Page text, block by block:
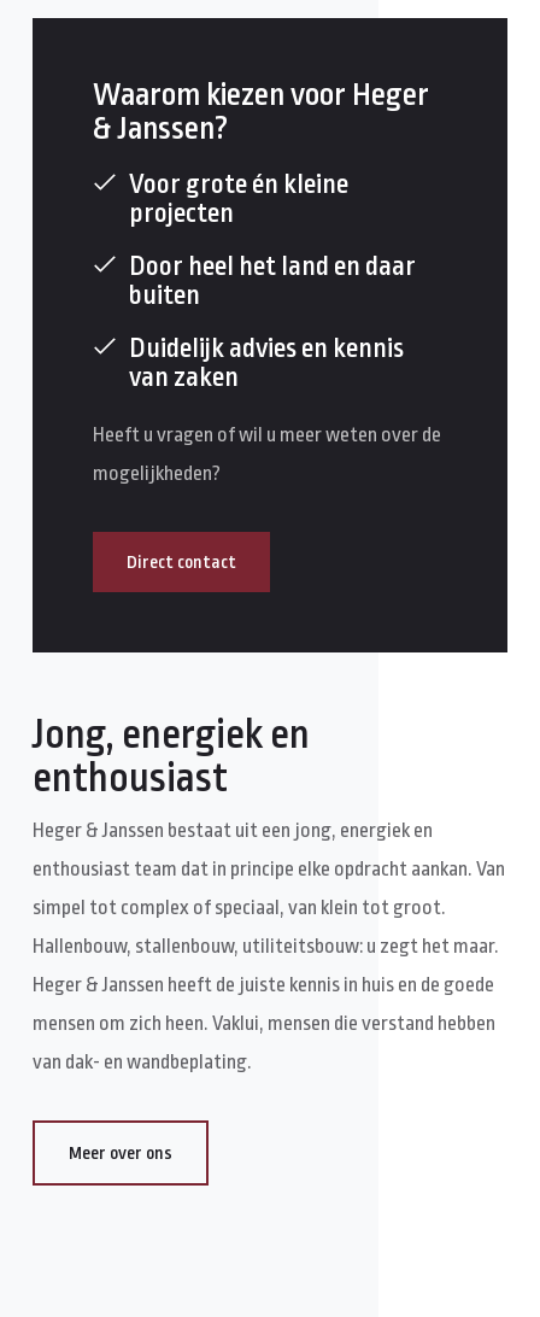
Waarom kiezen voor Heger
& Janssen?
Voor grote én kleine
projecten
Door heel het land en daar
buiten
Duidelijk advies en kennis
van zaken
Heeft u vragen of wil u meer weten over de
mogelijkheden?
Direct contact
Jong, energiek en
enthousiast
Heger & Janssen bestaat uit een jong, energiek en
enthousiast team dat in principe elke opdracht aankan. Van
simpel tot complex of speciaal, van klein tot groot.
Hallenbouw, stallenbouw, utiliteitsbouw: u zegt het maar.
Heger & Janssen heeft de juiste kennis in huis en de goede
mensen om zich heen. Vaklui, mensen die verstand hebben
van dak- en wandbeplating.
Meer over ons